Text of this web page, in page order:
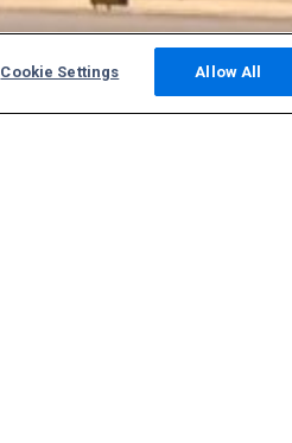
Cookie Settings Allow All